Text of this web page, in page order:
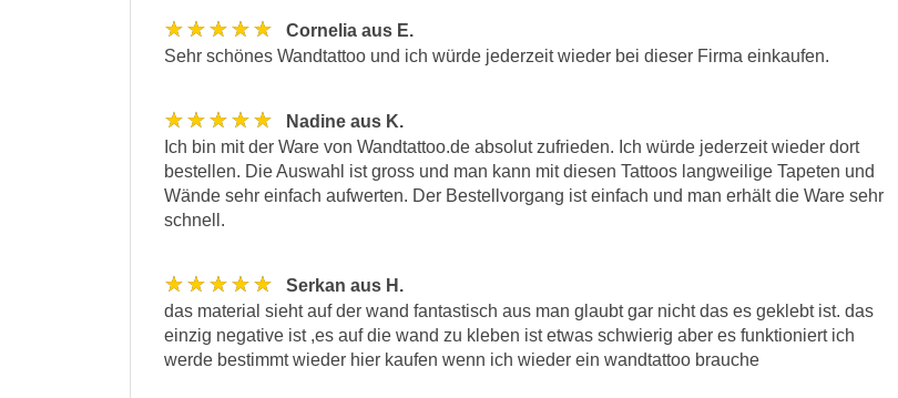
★★★★★
Cornelia aus E.
Sehr schönes Wandtattoo und ich würde jederzeit wieder bei dieser Firma einkaufen.
★★★★★
Nadine aus K.
Ich bin mit der Ware von Wandtattoo.de absolut zufrieden. Ich würde jederzeit wieder dort
bestellen. Die Auswahl ist gross und man kann mit diesen Tattoos langweilige Tapeten und
Wände sehr einfach aufwerten. Der Bestellvorgang ist einfach und man erhält die Ware sehr
schnell.
★★★★★
Serkan aus H.
das material sieht auf der wand fantastisch aus man glaubt gar nicht das es geklebt ist. das
einzig negative ist ,es auf die wand zu kleben ist etwas schwierig aber es funktioniert ich
werde bestimmt wieder hier kaufen wenn ich wieder ein wandtattoo brauche